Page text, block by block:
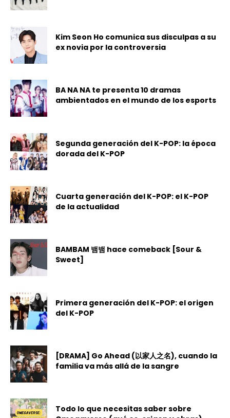
Kim Seon Ho comunica sus disculpas a su
ex novia por la controversia
BA NA NA te presenta 10 dramas
ambientados en el mundo de los esports
Segunda generación del K-POP: la época
dorada del K-POP
Cuarta generación del K-POP: el K-POP
de la actualidad
BAMBAM 뱀뱀 hace comeback [Sour &
Sweet]
Primera generación del K-POP: el origen
del K-POP
[DRAMA] Go Ahead (以家人之名), cuando la
familia va más allá de la sangre
Todo lo que necesitas saber sobre